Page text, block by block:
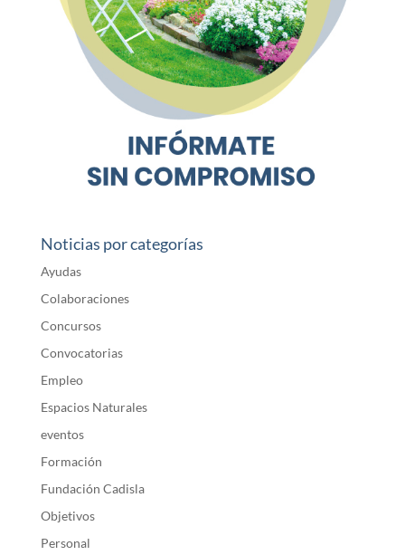
Noticias por categorías
Ayudas
Colaboraciones
Concursos
Convocatorias
Empleo
Espacios Naturales
eventos
Formación
Fundación Cadisla
Objetivos
Personal